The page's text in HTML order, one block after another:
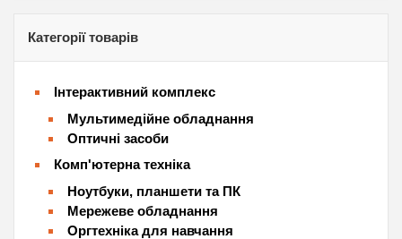
Категорії товарів
Інтерактивний комплекс
Мультимедійне обладнання
Оптичні засоби
Комп'ютерна техніка
Ноутбуки, планшети та ПК
Мережеве обладнання
Оргтехніка для навчання